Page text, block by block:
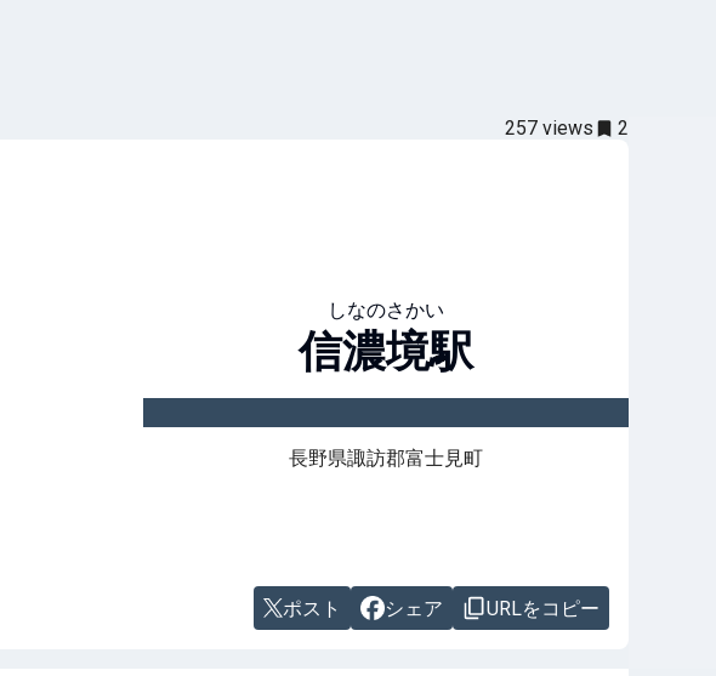
257 views 2
しなのさかい
信濃境駅
長野県諏訪郡富士見町
ポスト シェア URLをコピー